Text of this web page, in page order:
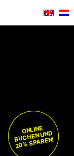
ONLINE
BUCHEN UND
20% SPAREN!